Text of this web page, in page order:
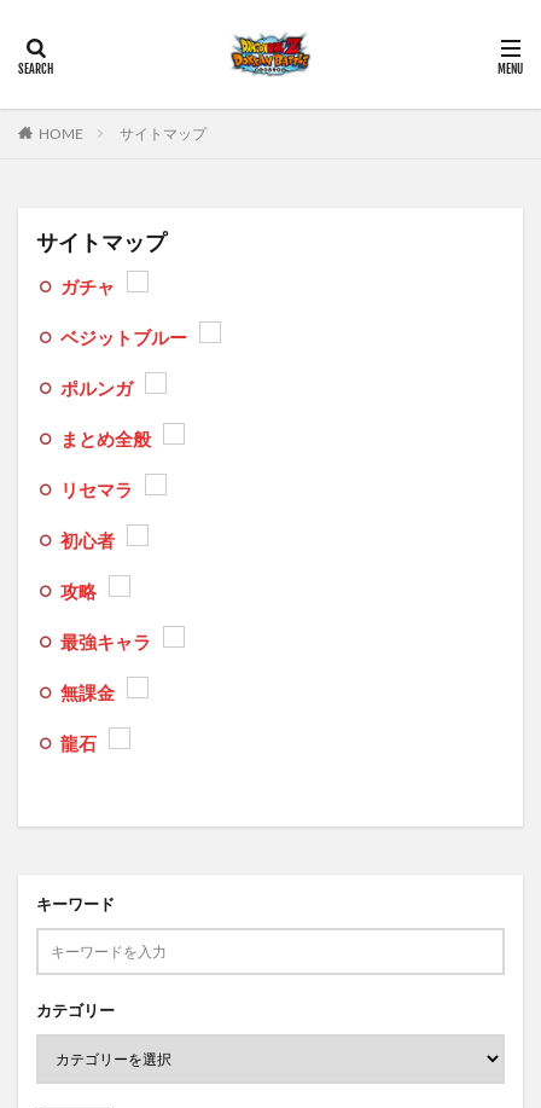
HOME サイトマップ
サイトマップ
ガチャ
ベジットブルー
ポルンガ
まとめ全般
リセマラ
初心者
攻略
最強キャラ
無課金
龍石
キーワード
カテゴリー